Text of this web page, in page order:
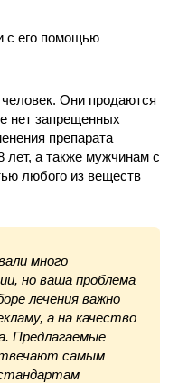
с его помощью
Они продаются
нет запрещенных
препарата
лет, а также мужчинам с
любого из веществ
много
но ваша проблема
лечения важно
а на качество
Предлагаемые
самым